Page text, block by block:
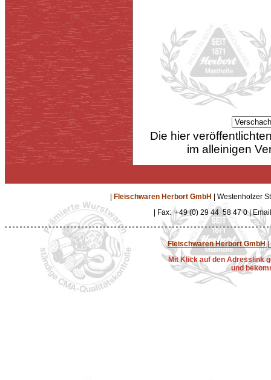
Die hier
im alleinigen
Fleischwaren Herbort GmbH
| Westenholzer
| Fax: +49 (0) 29 44 58 47 0 |
Fleischwaren Herbort GmbH |
Mit Klick auf den Adresslink
und